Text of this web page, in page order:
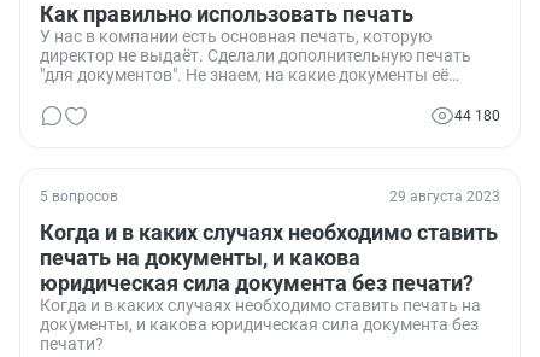
Как правильно использовать печать
У нас в компании есть основная печать, которую
директор не выдаёт. Сделали дополнительную печать
"для документов". Не знаем, на какие документы её
указывал, где можно и нельзя использовать эту печать.
44 180
5 вопросов 29 августа 2023
Когда и в каких случаях необходимо ставить
печать на документы, и какова
юридическая сила документа без печати?
Когда и в каких случаях необходимо ставить печать на
документы, и какова юридическая сила документа без
печати?